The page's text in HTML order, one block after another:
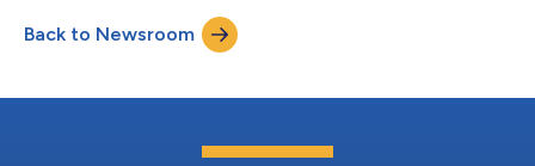
Revolut in Polen, die sich zuvor auf der Warteliste eingetragen
hatten, nun mit nur wenigen Klicks von Mobilfunk-Paketen
profitieren, die günstige Inlands-Datentarife...
Back to Newsroom